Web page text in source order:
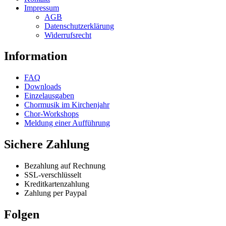
may
be
chosen
on
product
Impressum
AGB
Datenschutzerklärung
Widerrufsrecht
Information
FAQ
Downloads
Einzelausgaben
Chormusik im Kirchenjahr
Chor-Workshops
Meldung einer Aufführung
Sichere Zahlung
Bezahlung auf Rechnung
SSL-verschlüsselt
Kreditkartenzahlung
Zahlung per Paypal
Folgen